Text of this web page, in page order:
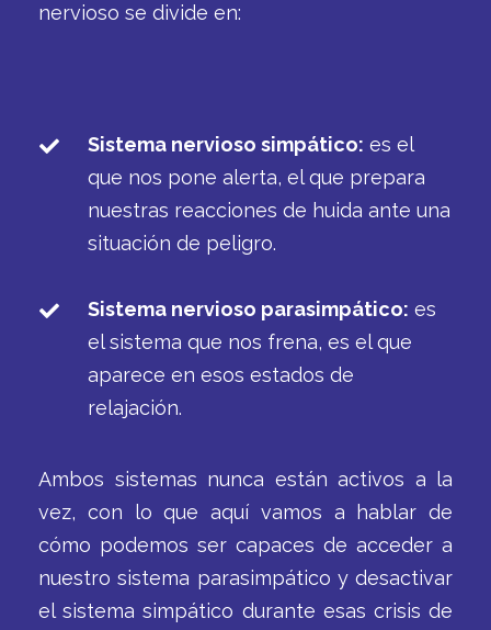
nervioso se divide en:
Sistema nervioso simpático: es el
que nos pone alerta, el que prepara
nuestras reacciones de huida ante una
situación de peligro.
Sistema nervioso parasimpático: es
el sistema que nos frena, es el que
aparece en esos estados de
relajación.
Ambos sistemas nunca están activos a la
vez, con lo que aquí vamos a hablar de
cómo podemos ser capaces de acceder a
nuestro sistema parasimpático y desactivar
el sistema simpático durante esas crisis de